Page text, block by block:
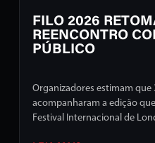
FILO 2026
REENCONTRO
PÚBLICO
Organizadores estimam que
acompanharam a edição
Festival Internacional de